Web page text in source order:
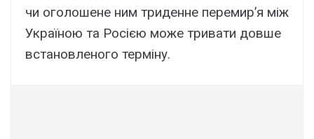
чи оголошене ним триденне перемир’я між
Україною та Росією може тривати довше
встановленого терміну.